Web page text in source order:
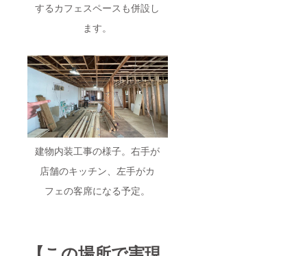
するカフェスペースも併設し
ます。
建物内装工事の様子。右手が
店舗のキッチン、左手がカ
フェの客席になる予定。